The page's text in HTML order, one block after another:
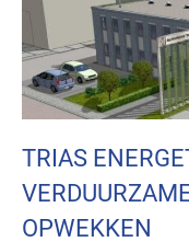
TRIAS
OPWEKKEN